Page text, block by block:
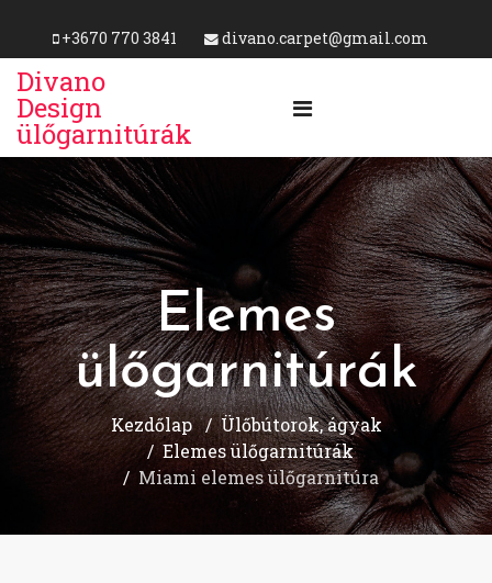
+3670 770 3841 divano.carpet@gmail.com
Divano
Design
ülőgarnitúrák
Elemes
ülőgarnitúrák
Kezdőlap
Ülőbútorok, ágyak
Elemes ülőgarnitúrák
Miami elemes ülőgarnitúra